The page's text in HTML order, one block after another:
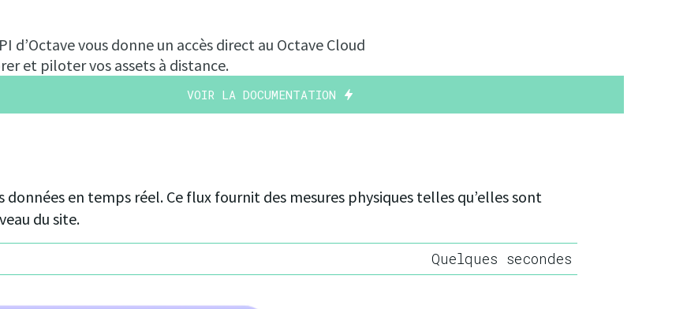
d’Octave vous donne un accès direct au Octave Cloud
et piloter vos assets à distance.
VOIR LA DOCUMENTATION
données en temps réel. Ce flux fournit des mesures physiques telles qu’elles sont
du site.
Quelques secondes